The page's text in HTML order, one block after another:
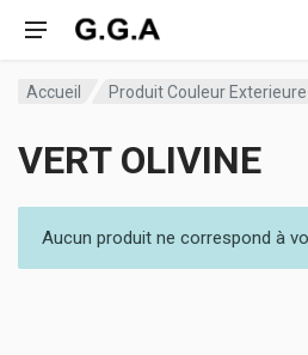
Accueil Produit Couleur Exterieure
VERT OLIVINE
Aucun produit ne correspond à